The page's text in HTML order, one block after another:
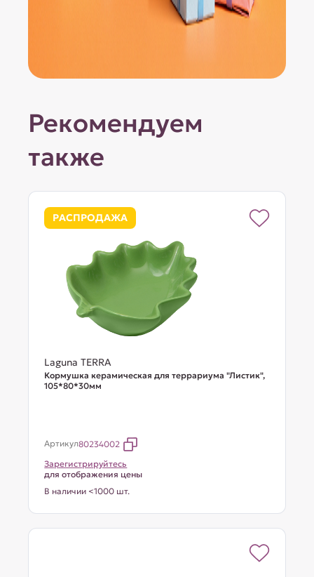
Рекомендуем
также
РАСПРОДАЖА
Laguna TERRA
Кормушка керамическая для террариума "Листик",
105*80*30мм
Артикул80234002
Зарегистрируйтесь
для отображения цены
В наличии <1000 шт.